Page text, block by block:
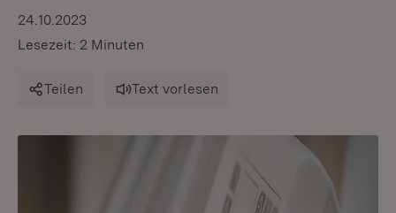
24.10.2023
Lesezeit: 2 Minuten
Teilen Text vorlesen